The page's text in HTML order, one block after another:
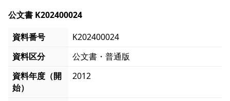
公文書 K202400024
資料番号
K202400024
資料区分
公文書・普通版
資料年度（開
始）
2012